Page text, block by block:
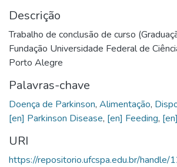
Descrição
Trabalho de conclusão de curso
Fundação Universidade Federal de
Porto Alegre
Palavras-chave
Doença de Parkinson, Alimentação,
[en] Parkinson Disease, [en] Feeding,
URI
https://repositorio.ufcspa.edu.br/